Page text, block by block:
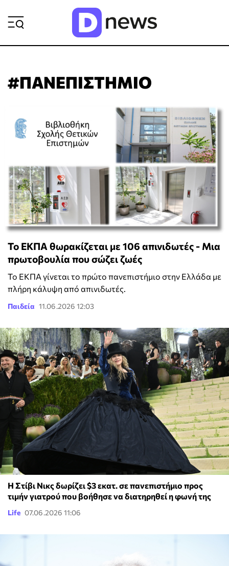
#ΠΑΝΕΠΙΣΤΗΜΙΟ
Το ΕΚΠΑ θωρακίζεται με 106 απινιδωτές - Μια
πρωτοβουλία που σώζει ζωές
Το ΕΚΠΑ γίνεται το πρώτο πανεπιστήμιο στην Ελλάδα με
πλήρη κάλυψη από απινιδωτές.
Παιδεία 11.06.2026 12:03
Η Στίβι Νικς δωρίζει $3 εκατ. σε πανεπιστήμιο προς
τιμήν γιατρού που βοήθησε να διατηρηθεί η φωνή της
Life 07.06.2026 11:06